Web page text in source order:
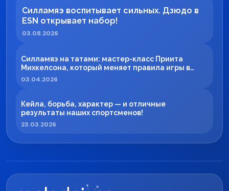
Силламяэ воспитывает сильных. Дзюдо в
ESN открывает набор!
03.08.2026
Силламяэ на татами: мастер-класс Приита
Михкелсона, который меняет правила игры в
регионе
03.04.2026
Кейла, борьба, характер — и отличные
результаты наших спортсменов!
23.03.2026